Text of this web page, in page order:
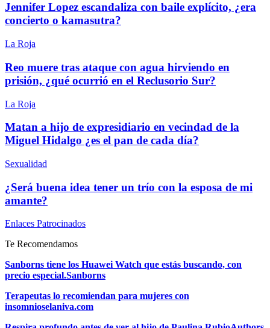
Jennifer Lopez escandaliza con baile explícito, ¿era
concierto o kamasutra?
La Roja
Reo muere tras ataque con agua hirviendo en
prisión, ¿qué ocurrió en el Reclusorio Sur?
La Roja
Matan a hijo de expresidiario en vecindad de la
Miguel Hidalgo ¿es el pan de cada día?
Sexualidad
¿Será buena idea tener un trío con la esposa de mi
amante?
Enlaces Patrocinados
Te Recomendamos
Sanborns tiene los Huawei Watch que estás buscando, con
precio especial.Sanborns
Terapeutas lo recomiendan para mujeres con
insomnioselaniva.com